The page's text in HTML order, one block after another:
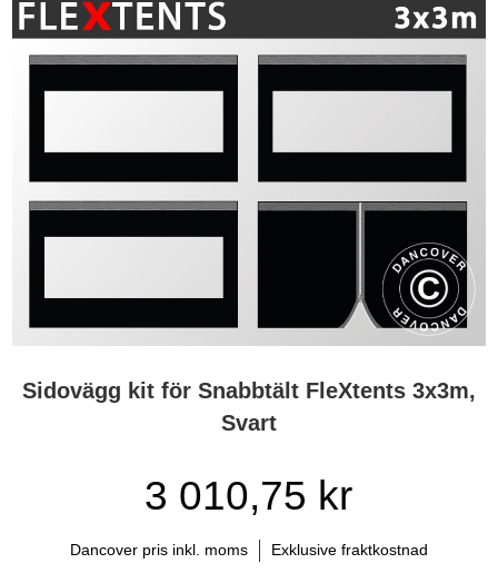
Sidovägg kit för Snabbtält FleXtents 3x3m,
Svart
3 010,75 kr
Dancover pris inkl. moms Exklusive fraktkostnad